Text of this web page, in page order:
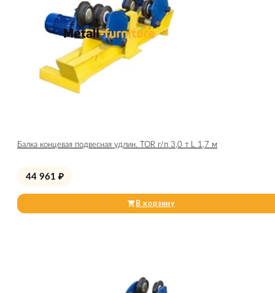
Балка концевая подвесная удлин. TOR г/п 3,0 т L 1,7 м
44 961 ₽
В корзину